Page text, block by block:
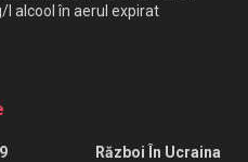
l alcool în aerul expirat
Război În Ucraina